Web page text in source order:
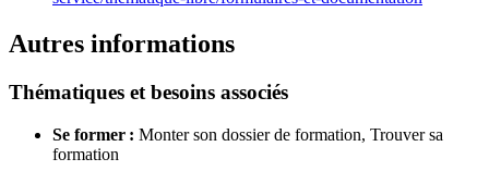
Autres informations
Thématiques et besoins associés
Se former : Monter son dossier de formation, Trouver sa
formation